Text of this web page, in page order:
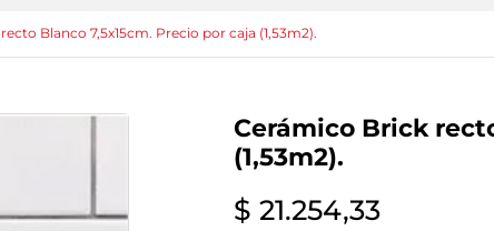
Blanco 7,5x15cm. Precio por caja (1,53m2).
Cerámico Brick
(1,53m2).
$ 21.254,33